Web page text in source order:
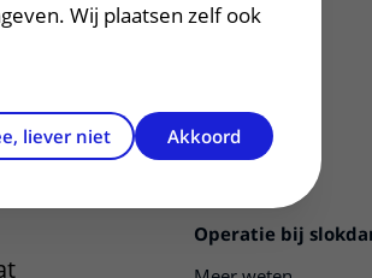
aanvragen
Operatie bij
Wij plaatsen zelf ook
liever niet Akkoord